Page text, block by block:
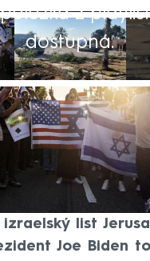
z
dostupná.
zradily svého
zkritizoval změnu
izraelský list
Joe Biden